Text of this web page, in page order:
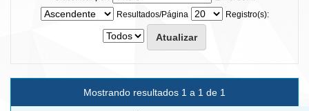
Resultados/Página
Registro(s):
Mostrando resultados 1 a 1 de 1